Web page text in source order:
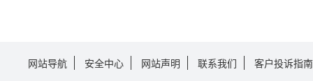
网站导航 安全中心 网站声明 联系我们 客户投诉指南